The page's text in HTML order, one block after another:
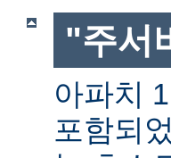
"주서
아파치
포함되